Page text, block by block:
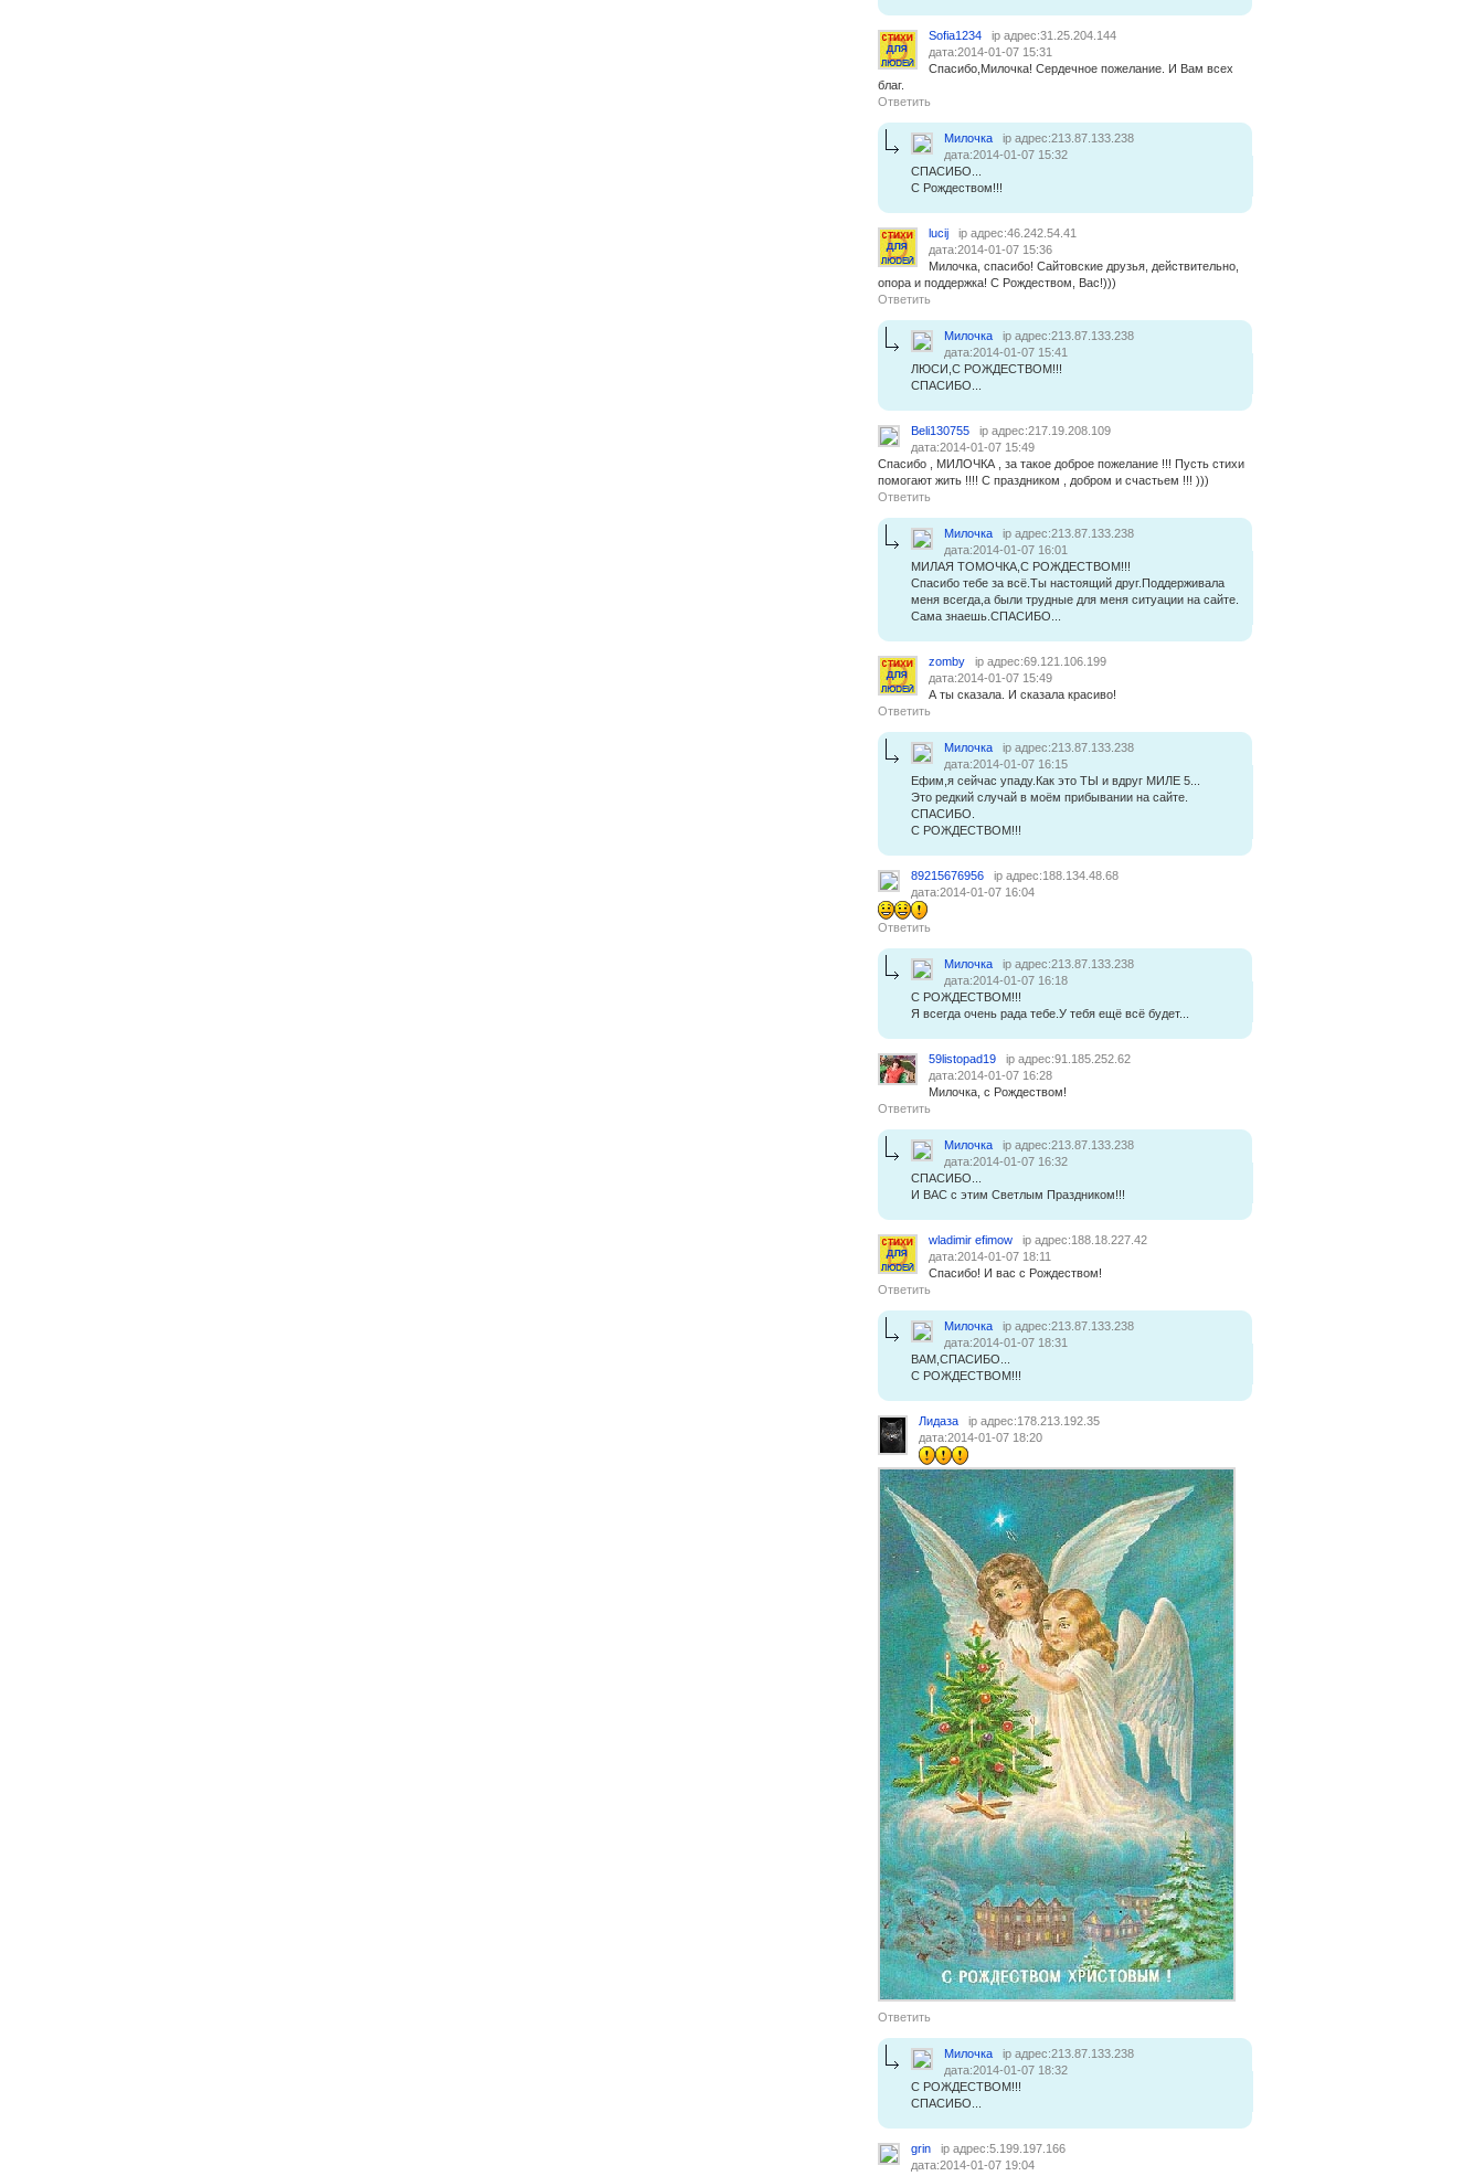
Sofia1234
ip адрес:31.25.204.144
дата:2014-01-07 15:31
Спасибо,Милочка! Сердечное пожелание. И Вам всех
благ.
Ответить
Милочка
ip адрес:213.87.133.238
дата:2014-01-07 15:32
СПАСИБО...
С Рождеством!!!
lucij
ip адрес:46.242.54.41
дата:2014-01-07 15:36
Милочка, спасибо! Сайтовские друзья, действительно,
опора и поддержка! С Рождеством, Вас!)))
Ответить
Милочка
ip адрес:213.87.133.238
дата:2014-01-07 15:41
ЛЮСИ,С РОЖДЕСТВОМ!!!
СПАСИБО...
Beli130755
ip адрес:217.19.208.109
дата:2014-01-07 15:49
Спасибо , МИЛОЧКА , за такое доброе пожелание !!! Пусть стихи
помогают жить !!!! С праздником , добром и счастьем !!! )))
Ответить
Милочка
ip адрес:213.87.133.238
дата:2014-01-07 16:01
МИЛАЯ ТОМОЧКА,С РОЖДЕСТВОМ!!!
Спасибо тебе за всё.Ты настоящий друг.Поддерживала
меня всегда,а были трудные для меня ситуации на сайте.
Сама знаешь.СПАСИБО...
zomby
ip адрес:69.121.106.199
дата:2014-01-07 15:49
А ты сказала. И сказала красиво!
Ответить
Милочка
ip адрес:213.87.133.238
дата:2014-01-07 16:15
Ефим,я сейчас упаду.Как это ТЫ и вдруг МИЛЕ 5...
Это редкий случай в моём прибывании на сайте.
СПАСИБО.
С РОЖДЕСТВОМ!!!
89215676956
ip адрес:188.134.48.68
дата:2014-01-07 16:04
Ответить
Милочка
ip адрес:213.87.133.238
дата:2014-01-07 16:18
С РОЖДЕСТВОМ!!!
Я всегда очень рада тебе.У тебя ещё всё будет...
59listopad19
ip адрес:91.185.252.62
дата:2014-01-07 16:28
Милочка, с Рождеством!
Ответить
Милочка
ip адрес:213.87.133.238
дата:2014-01-07 16:32
СПАСИБО...
И ВАС с этим Светлым Праздником!!!
wladimir efimow
ip адрес:188.18.227.42
дата:2014-01-07 18:11
Спасибо! И вас с Рождеством!
Ответить
Милочка
ip адрес:213.87.133.238
дата:2014-01-07 18:31
ВАМ,СПАСИБО...
С РОЖДЕСТВОМ!!!
Лидаза
ip адрес:178.213.192.35
дата:2014-01-07 18:20
Ответить
Милочка
ip адрес:213.87.133.238
дата:2014-01-07 18:32
С РОЖДЕСТВОМ!!!
СПАСИБО...
grin
ip адрес:5.199.197.166
дата:2014-01-07 19:04